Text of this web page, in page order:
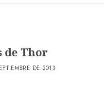
de Thor
DE 2013